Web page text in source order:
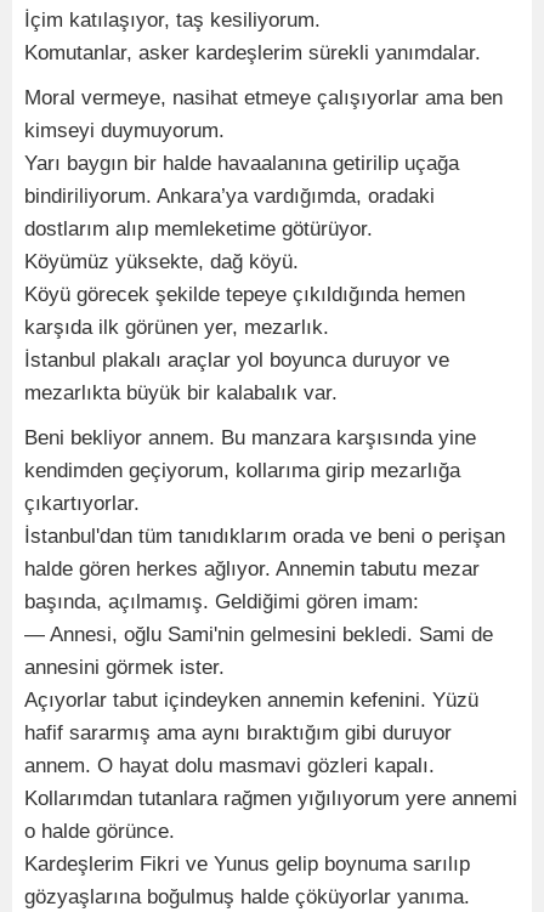
İçim katılaşıyor, taş kesiliyorum.
Komutanlar, asker kardeşlerim sürekli yanımdalar.
Moral vermeye, nasihat etmeye çalışıyorlar ama ben
kimseyi duymuyorum.
Yarı baygın bir halde havaalanına getirilip uçağa
bindiriliyorum. Ankara’ya vardığımda, oradaki
dostlarım alıp memleketime götürüyor.
Köyümüz yüksekte, dağ köyü.
Köyü görecek şekilde tepeye çıkıldığında hemen
karşıda ilk görünen yer, mezarlık.
İstanbul plakalı araçlar yol boyunca duruyor ve
mezarlıkta büyük bir kalabalık var.
Beni bekliyor annem. Bu manzara karşısında yine
kendimden geçiyorum, kollarıma girip mezarlığa
çıkartıyorlar.
İstanbul'dan tüm tanıdıklarım orada ve beni o perişan
halde gören herkes ağlıyor. Annemin tabutu mezar
başında, açılmamış. Geldiğimi gören imam:
— Annesi, oğlu Sami'nin gelmesini bekledi. Sami de
annesini görmek ister.
Açıyorlar tabut içindeyken annemin kefenini. Yüzü
hafif sararmış ama aynı bıraktığım gibi duruyor
annem. O hayat dolu masmavi gözleri kapalı.
Kollarımdan tutanlara rağmen yığılıyorum yere annemi
o halde görünce.
Kardeşlerim Fikri ve Yunus gelip boynuma sarılıp
gözyaşlarına boğulmuş halde çöküyorlar yanıma.